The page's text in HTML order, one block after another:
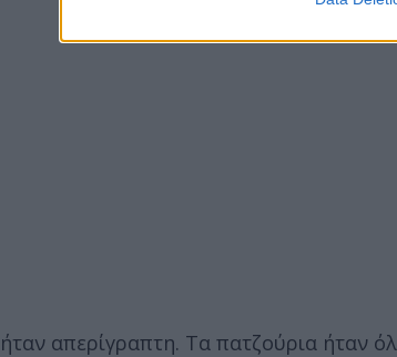
απερίγραπτη. Τα πατζούρια ήταν